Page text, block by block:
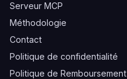
Serveur MCP
Méthodologie
Contact
Politique de confidentialité
Politique de Remboursement